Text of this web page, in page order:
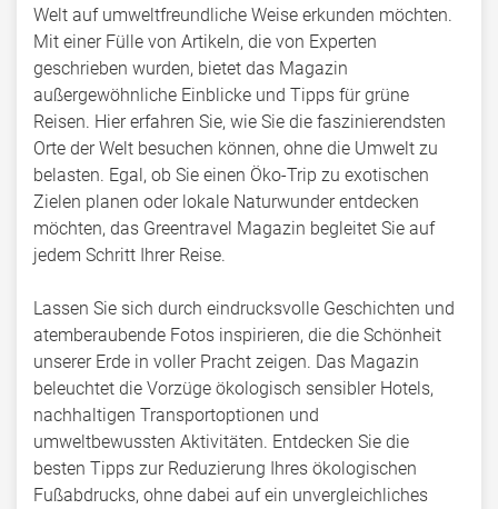
Welt auf umweltfreundliche Weise erkunden möchten.
Mit einer Fülle von Artikeln, die von Experten
geschrieben wurden, bietet das Magazin
außergewöhnliche Einblicke und Tipps für grüne
Reisen. Hier erfahren Sie, wie Sie die faszinierendsten
Orte der Welt besuchen können, ohne die Umwelt zu
belasten. Egal, ob Sie einen Öko-Trip zu exotischen
Zielen planen oder lokale Naturwunder entdecken
möchten, das Greentravel Magazin begleitet Sie auf
jedem Schritt Ihrer Reise.
Lassen Sie sich durch eindrucksvolle Geschichten und
atemberaubende Fotos inspirieren, die die Schönheit
unserer Erde in voller Pracht zeigen. Das Magazin
beleuchtet die Vorzüge ökologisch sensibler Hotels,
nachhaltigen Transportoptionen und
umweltbewussten Aktivitäten. Entdecken Sie die
besten Tipps zur Reduzierung Ihres ökologischen
Fußabdrucks, ohne dabei auf ein unvergleichliches